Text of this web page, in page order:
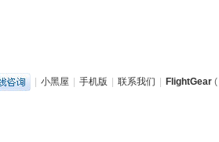
| 小黑屋 | 手机版 | 联系我们 | FlightGear (